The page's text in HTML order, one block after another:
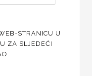
STRANICU U
ZA SLJEDEĆI